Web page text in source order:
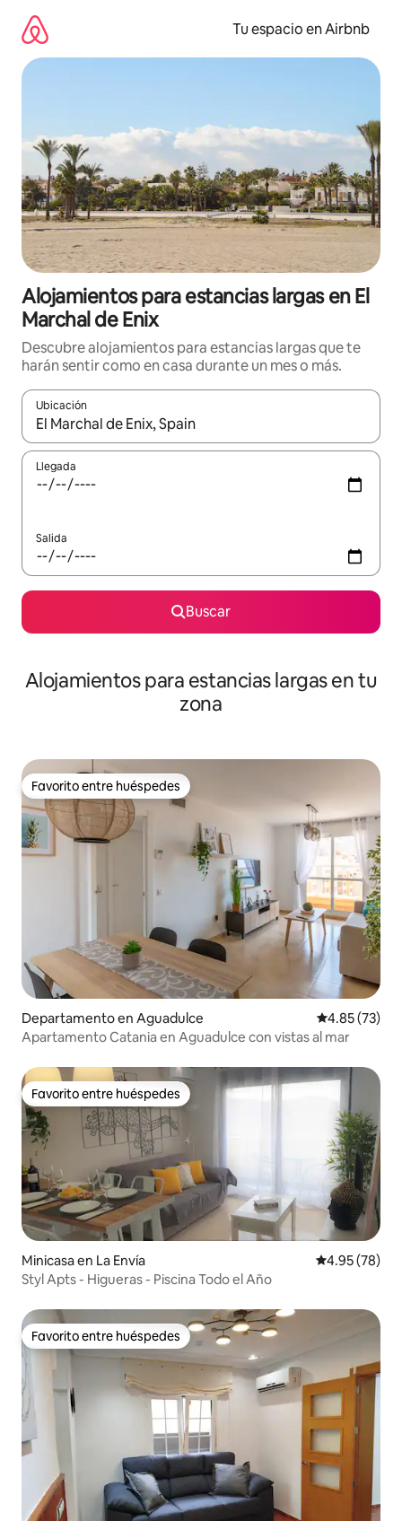
contenido
Tu espacio en Airbnb
Alojamientos para estancias largas en El
Marchal de Enix
Descubre alojamientos para estancias largas que te
harán sentir como en casa durante un mes o más.
Ubicación
Cuando los resultados estén disponibles, podrás navegar
Llegada
Salida
Buscar
Alojamientos para estancias largas en tu
zona
Favorito entre huéspedes
Favorito entre huéspedes
Departamento en Aguadulce Calificación
4.85 (73)
Apartamento Catania en Aguadulce con vistas al mar
Favorito entre huéspedes
Favorito entre huéspedes
Minicasa en La Envía Calificación
4.95 (78)
Styl Apts - Higueras - Piscina Todo el Año
Favorito entre huéspedes
Favorito entre huéspedes